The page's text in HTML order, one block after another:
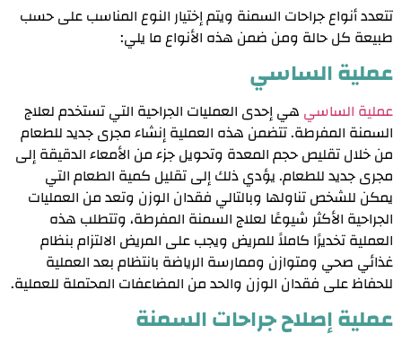
تتعدد أنواع جراحات السمنة ويتم إختيار النوع المناسب على حسب
طبيعة كل حالة ومن ضمن هذه الأنواع ما يلي:
عملية الساسي
عملية الساسي هي إحدى العمليات الجراحية التي تستخدم لعلاج
السمنة المفرطة. تتضمن هذه العملية إنشاء مجرى جديد للطعام
من خلال تقليص حجم المعدة وتحويل جزء من الأمعاء الدقيقة إلى
مجرى جديد للطعام. يؤدي ذلك إلى تقليل كمية الطعام التي
يمكن للشخص تناولها وبالتالي فقدان الوزن وتعد من العمليات
الجراحية الأكثر شيوعًا لعلاج السمنة المفرطة، وتتطلب هذه
العملية تخديرًا كاملاً للمريض ويجب على المريض الالتزام بنظام
غذائي صحي ومتوازن وممارسة الرياضة بانتظام بعد العملية
للحفاظ على فقدان الوزن والحد من المضاعفات المحتملة للعملية.
عملية إصلاح جراحات السمنة